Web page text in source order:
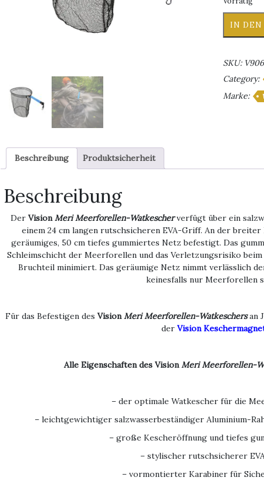
Meri
Menge
IN DEN
SKU:
Category:
Marke:
Beschreibung Produktsicherheit
Beschreibung
Der VisionMeri Meerforellen-Watkescherverfügt über ein
einem 24 cm langen rutschsicheren EVA-Griff. An der
geräumiges, 50 cm tiefes gummiertes Netz befestigt. Das
Schleimschicht der Meerforellen und das Verletzungsrisiko
Bruchteil minimiert. Das geräumige Netz nimmt verlässlich
keinesfalls nur Meerforellen
Für das Befestigen des VisionMeri Meerforellen-Watkeschersan
der Vision
Alle Eigenschaften des VisionMeri Meerforellen-
– der optimale Watkescher für die
– leichtgewichtiger salzwasserbeständiger Aluminium-
– große Kescheröffnung und tiefes
– stylischer rutschsicherer
– vormontierter Karabiner für